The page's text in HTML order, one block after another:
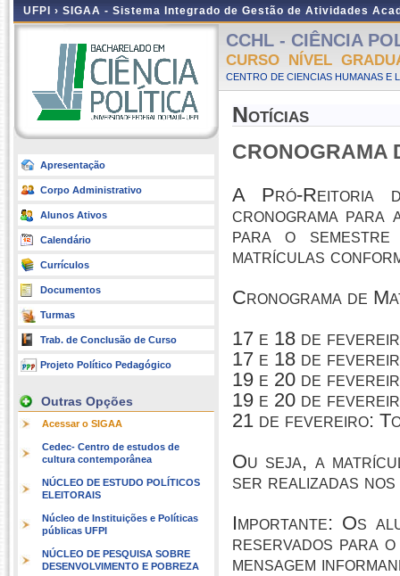
UFPI › SIGAA - Sistema Integrado de Gestão de Atividades
Apresentação
Corpo Administrativo
Alunos Ativos
Calendário
Currículos
Documentos
Turmas
Trab. de Conclusão de Curso
Projeto Político Pedagógico
Outras Opções
Acessar o SIGAA
Cedec- Centro de estudos de
cultura contemporânea
NÚCLEO DE ESTUDO POLÍTICOS
ELEITORAIS
Núcleo de Instituições e Políticas
públicas UFPI
NÚCLEO DE PESQUISA SOBRE
DESENVOLVIMENTO E POBREZA
CCHL - CIÊNCIA
CURSO NÍVEL
CENTRO DE CIENCIAS HUMANAS E
Notícias
CRONOGRAMA
A Pró-Reitoria
cronograma para
para o
matrículas
Cronograma de
17 e 18 de
17 e 18 de
19 e 20 de
19 e 20 de
21 de fevereiro:
Ou seja, a
ser realizadas
Importante: Os
reservados para
mensagem